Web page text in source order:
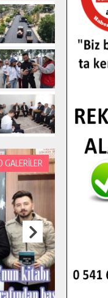
GALERİLER